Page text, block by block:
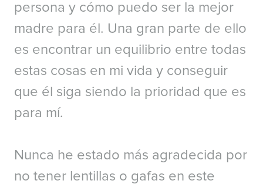
persona y cómo puedo ser la mejor
madre para él. Una gran parte de ello
es encontrar un equilibrio entre todas
estas cosas en mi vida y conseguir
que él siga siendo la prioridad que es
para mí.
Nunca he estado más agradecida por
no tener lentillas o gafas en este